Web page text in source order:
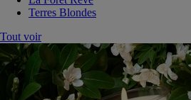
Terres Blondes
Tout voir